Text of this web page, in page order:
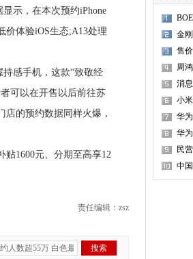
示，在本次预约iPhone
价体验iOS生态;A13处理
感手机，这款“致敬经
可以在开售以后前往苏
店的预约数据同样火爆，
1600元、分期至高享12
责任编辑：zsz
金
售
周
平川
消
小
华
华
正式
民
用
中
人手